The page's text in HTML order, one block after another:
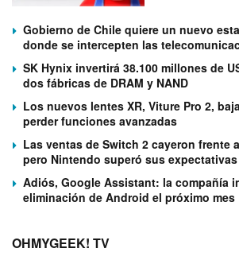
Gobierno de Chile quiere un nuevo
donde se intercepten las
SK Hynix invertirá 38.100 millones de
dos fábricas de DRAM y NAND
Los nuevos lentes XR, Viture Pro 2,
perder funciones avanzadas
Las ventas de Switch 2 cayeron frente
pero Nintendo superó sus expectativas
Adiós, Google Assistant: la compañía
eliminación de Android el próximo mes
OHMYGEEK! TV